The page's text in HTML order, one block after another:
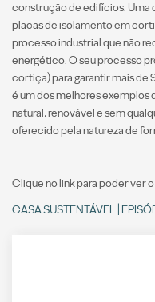
construção de edifícios. Uma
placas de isolamento em
processo industrial que não
energético. O seu processo
cortiça) para garantir mais de
é um dos melhores exemplos
natural, renovável e sem
oferecido pela natureza de
Clique no link para poder ver
CASA SUSTENTÁVEL |